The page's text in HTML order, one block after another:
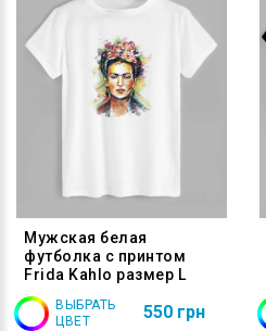
Мужская белая
футболка с принтом
Frida Kahlo размер L
ВЫБРАТЬ
ЦВЕТ
550 грн